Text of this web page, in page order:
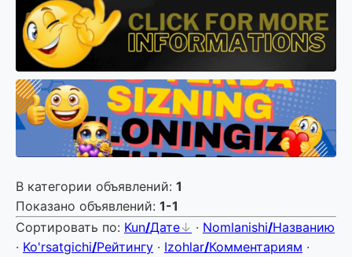
В категории объявлений: 1
Показано объявлений: 1-1
Сортировать по: Kun/Дате · Nomlanishi/Названию
· Ko'rsatgichi/Рейтингу · Izohlar/Комментариям ·